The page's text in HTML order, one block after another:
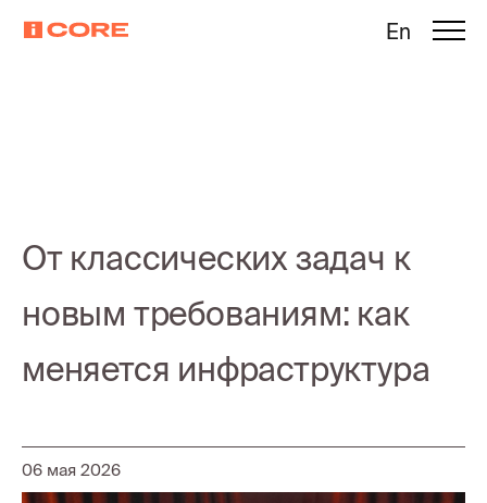
En
От классических задач к
новым требованиям: как
меняется инфраструктура
06 мая 2026